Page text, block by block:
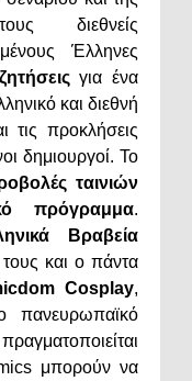
διεθνείς
Έλληνες
για ένα
και διεθνή
τις προκλήσεις
δημιουργοί. Το
ταινιών
πρόγραμμα.
Βραβεία
και ο πάντα
Cosplay,
πανευρωπαϊκό
μπορούν να